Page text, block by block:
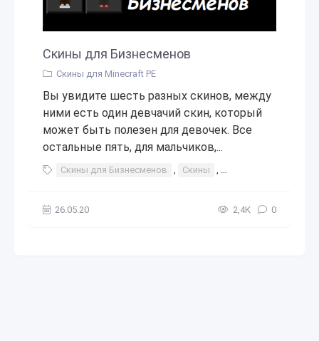
Скины для Бизнесменов
Скины для Minecraft PE
Вы увидите шесть разных скинов, между
ними есть один девчачий скин, который
может быть полезен для девочек. Все
остальные пять, для мальчиков,...
Скины для Бизнесменов , Скины , Бизнесменов
26.05.20 2,4К 0